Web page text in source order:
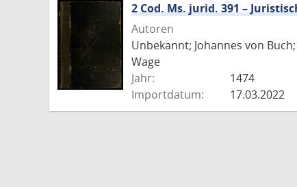
2 Cod. Ms. jurid. 391 –
Autoren
Unbekannt; Johannes von
Wage
Jahr:
1474
Importdatum:
17.03.2022